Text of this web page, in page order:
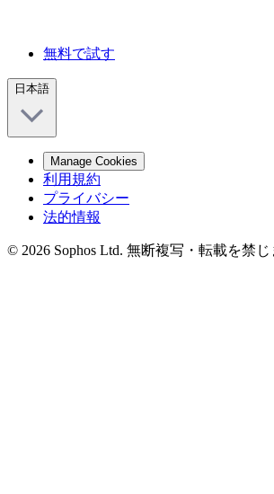
無料で試す
日本語
Manage Cookies
利用規約
プライバシー
法的情報
© 2026 Sophos Ltd. 無断複写・転載を禁じ